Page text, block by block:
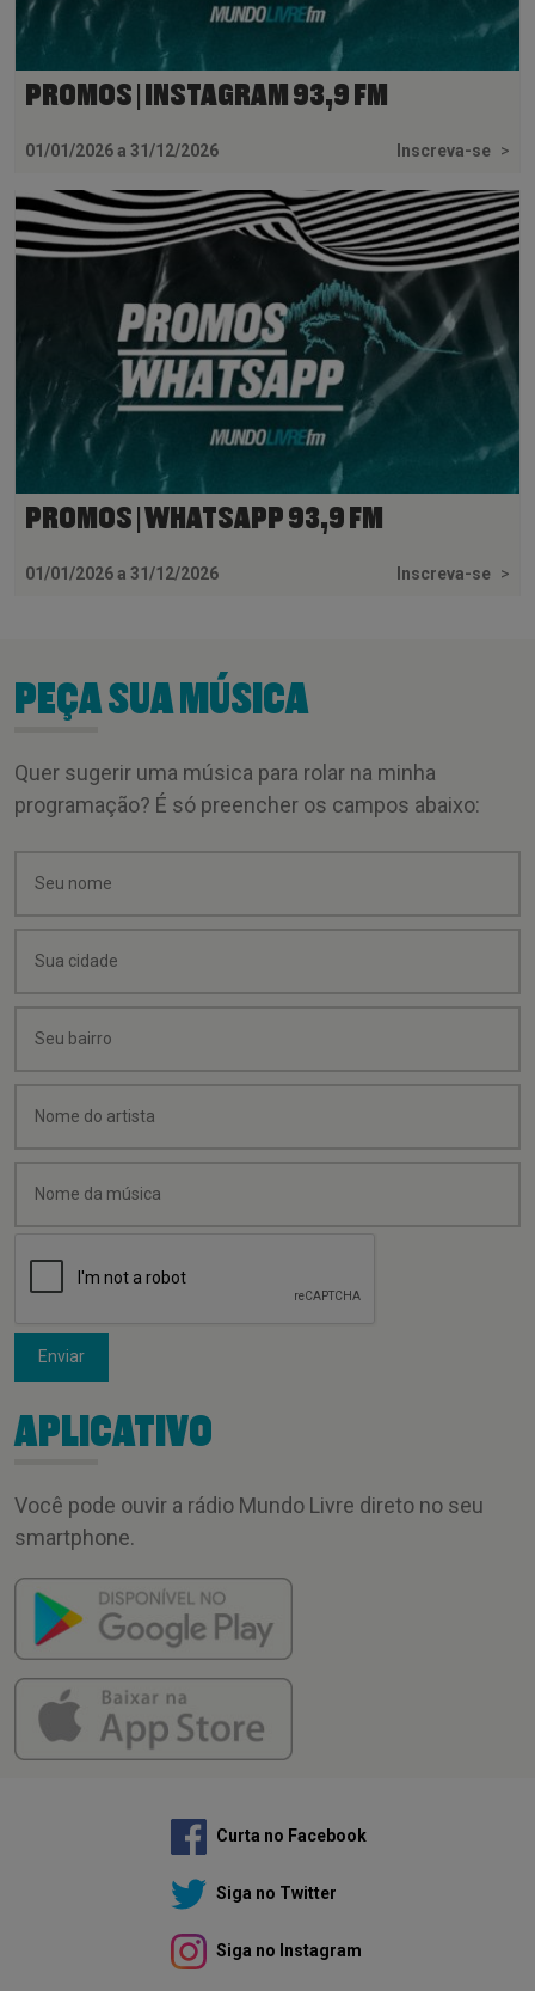
PROMOS | INSTAGRAM 93,9 FM
01/01/2026 a 31/12/2026 Inscreva-se >
PROMOS | WHATSAPP 93,9 FM
01/01/2026 a 31/12/2026 Inscreva-se >
PEÇA SUA MÚSICA
Quer sugerir uma música para rolar na minha
programação? É só preencher os campos abaixo:
Enviar
APLICATIVO
Você pode ouvir a rádio Mundo Livre direto no seu
smartphone.
Curta no Facebook
Siga no Twitter
Siga no Instagram